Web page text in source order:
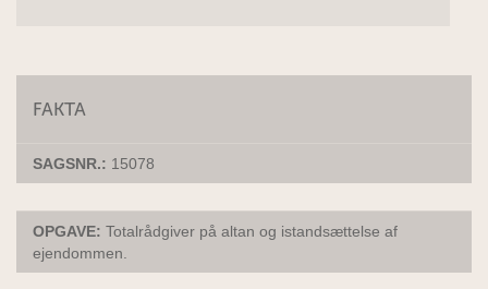
FAKTA
SAGSNR.: 15078
OPGAVE: Totalrådgiver på altan og istandsættelse af
ejendommen.